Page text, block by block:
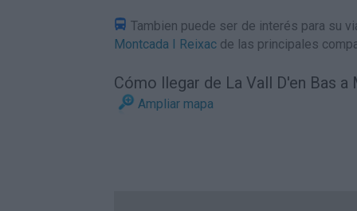
Tambien puede ser de interés para su
Montcada I Reixac de las principales
Cómo llegar de La Vall D'en Bas a
Ampliar mapa